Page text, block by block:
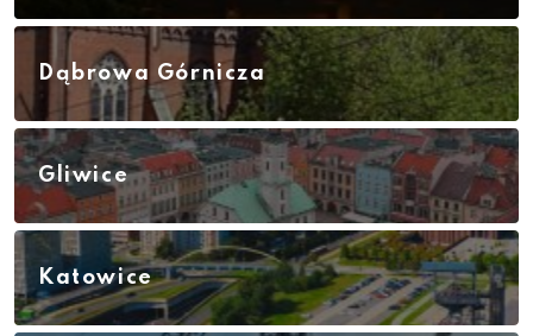
Dąbrowa Górnicza
Gliwice
Katowice